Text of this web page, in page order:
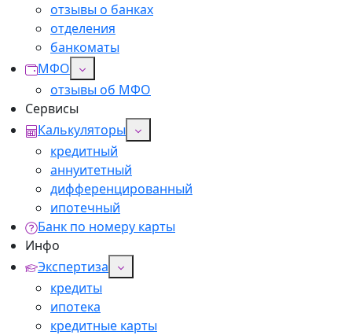
отзывы о банках
отделения
банкоматы
МФО
отзывы об МФО
Сервисы
Калькуляторы
кредитный
аннуитетный
дифференцированный
ипотечный
Банк по номеру карты
Инфо
Экспертиза
кредиты
ипотека
кредитные карты